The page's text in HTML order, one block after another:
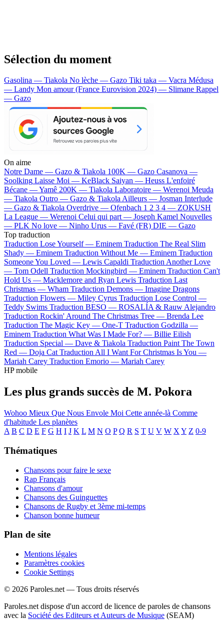
Sélection du moment
Gasolina — Tiakola No lèche — Gazo Tiki taka — Vacra Médusa
— Landy Mon amour (France Eurovision 2024) — Slimane Rappel
— Gazo
On aime
Notre Dame — Gazo & Tiakola 100K — Gazo Casanova —
Soolking Laisse Moi — KeBlack Saiyan — Heuss L'enfoiré
Bécane —Yamê 200K — Tiakola Laboratoire — Werenoi Meuda
— Tiakola Outro — Gazo & TiakolaAilleurs — Josman Interlude
— Gazo & Tiakola Overdrive — Ofenbach 1 2 3 4 — ZOKUSH
La League — Werenoi Celui qui part — Joseph Kamel Nouvelles
— PLK No love — Ninho Urus — Favé (FR) DIE — Gazo
Top traduction
Traduction Lose Yourself — Eminem Traduction The Real Slim
Shady — Eminem Traduction Without Me — Eminem Traduction
Someone You Loved — Lewis Capaldi Traduction Another Love
— Tom Odell Traduction Mockingbird — Eminem Traduction Can't
Hold Us — Macklemore and Ryan Lewis Traduction Last
Christmas — Wham Traduction Demons — Imagine Dragons
Traduction Flowers — Miley Cyrus Traduction Lose Control —
Teddy Swims Traduction BESO — ROSALÍA & Rauw Alejandro
Traduction Rockin' Around The Christmas Tree — Brenda Lee
Traduction The Magic Key — One-T Traduction Godzilla —
Eminem Traduction What Was I Made For? — Billie Eilish
Traduction Special — Dave & Tiakola Traduction Paint The Town
Red — Doja Cat Traduction All I Want For Christmas Is You —
Mariah Carey Traduction Emorio — Mariah Carey
HP mobile
Les plus grands succès de M. Pokora
Wohoo Mieux Que Nous Envole Moi Cette année-là Comme
d'habitude Les planètes
A B C D E F G H I J K L M N O P Q R S T U V W X Y Z 0-9
Thématiques
Chansons pour faire le sexe
Rap Français
Chansons d'amour
Chansons des Guinguettes
Chansons de Rugby et 3ème mi-temps
Chanson bonne humeur
Plan de site
Mentions légales
Paramètres cookies
Cookie Settings
© 2026 Paroles.net — Tous droits réservés
Paroles.net dispose d'un accord de licence de paroles de chansons
avec la Société des Editeurs et Auteurs de Musique (SEAM)